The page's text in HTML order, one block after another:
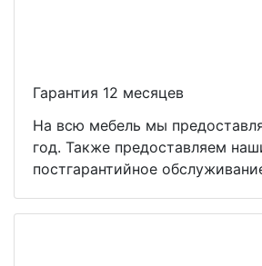
Гарантия 12 месяцев
На всю мебель мы
год. Также предоставляем
постгарантийное